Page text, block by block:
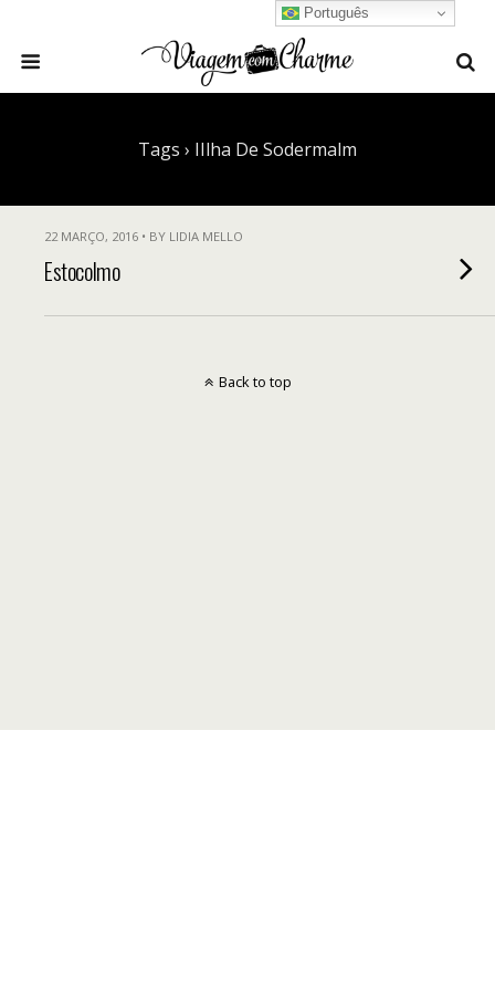
Tags › IIlha De Sodermalm
22 MARÇO, 2016 • BY LIDIA MELLO
Estocolmo
Português
Back to top